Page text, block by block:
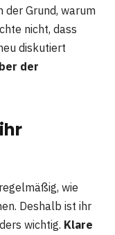
der Grund, warum
nicht, dass
diskutiert
der
wie
Deshalb ist ihr
wichtig. Klare